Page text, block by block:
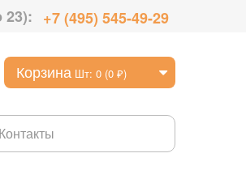
23): +7 (495) 545-49-29
Корзина Шт: 0 (0 ₽)
Контакты